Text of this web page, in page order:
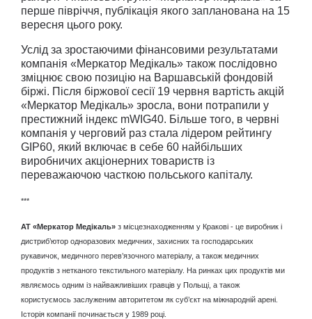
перше півріччя, публікація якого запланована на 15
вересня цього року.
Услід за зростаючими фінансовими результатами
компанія «Меркатор Медікаль» також послідовно
зміцнює свою позицію на Варшавській фондовій
біржі. Після біржової сесії 19 червня вартість акцій
«Меркатор Медікаль» зросла, вони потрапили у
престижний індекс mWIG40. Більше того, в червні
компанія у черговий раз стала лідером рейтингу
GIP60, який включає в себе 60 найбільших
виробничих акціонерних товариств із
переважаючою часткою польського капіталу.
***
АТ «Меркатор Медікаль» з місцезнаходженням у Кракові - це виробник і
дистриб’ютор одноразових медичних, захисних та господарських
рукавичок, медичного перев’язочного матеріалу, а також медичних
продуктів з нетканого текстильного матеріалу. На ринках цих продуктів ми
являємось одним із найважливіших гравців у Польщі, а також
користуємось заслуженим авторитетом як суб’єкт на міжнародній арені.
Історія компанії починається у 1989 році.